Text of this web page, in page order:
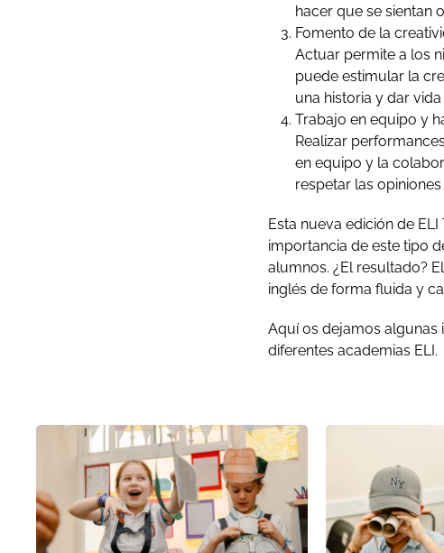
hacer que se sientan
Fomento de la
Actuar permite a los
puede estimular la
una historia y dar
Trabajo en equipo y
Realizar
en equipo y la
respetar las
Esta nueva edición de
importancia de este tipo
alumnos. ¿El resultado?
inglés de forma fluida y
Aquí os dejamos algunas
diferentes academias ELI.